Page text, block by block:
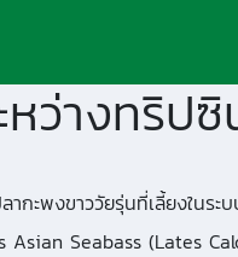
กะพงขาววัยรุ่นที่เลี้ยงในระ
Seabass (Lates